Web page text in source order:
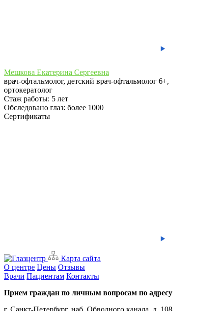
Мешкова Екатерина Сергеевна
врач-офтальмолог, детский врач-офтальмолог 6+,
ортокератолог
Стаж работы: 5 лет
Обследовано глаз: более 1000
Сертификаты
Карта сайта
О центре Цены Отзывы
Врачи Пациентам Контакты
Прием граждан по личным вопросам по адресу
г. Санкт-Петербург, наб. Обводного канала, д. 108